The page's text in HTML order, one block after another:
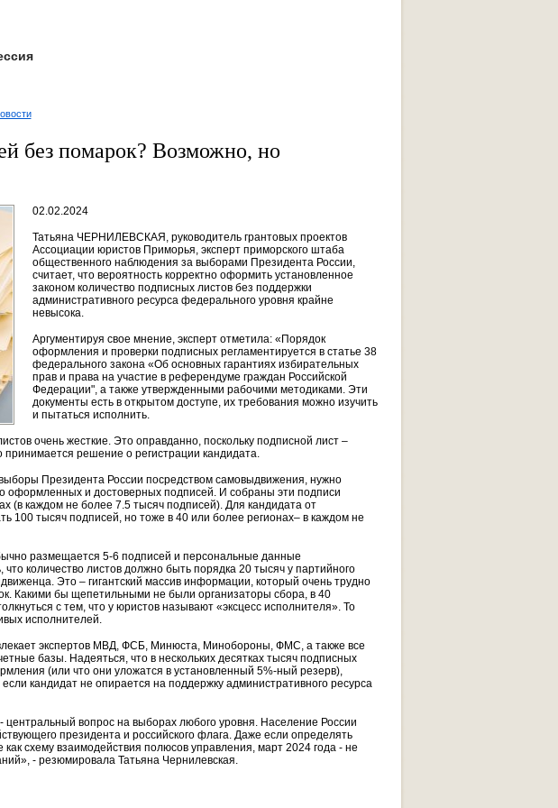
без помарок? Возможно, но
02.02.2024
Татьяна ЧЕРНИЛЕВСКАЯ, руководитель грантовых проектов
Ассоциации юристов Приморья, эксперт приморского штаба
общественного наблюдения за выборами Президента России,
считает, что вероятность корректно оформить установленное
законом количество подписных листов без поддержки
административного ресурса федерального уровня крайне
невысока.
Аргументируя свое мнение, эксперт отметила: «Порядок
оформления и проверки подписных регламентируется в статье 38
федерального закона «Об основных гарантиях избирательных
прав и права на участие в референдуме граждан Российской
Федерации", а также утвержденными рабочими методиками. Эти
документы есть в открытом доступе, их требования можно изучить
и пытаться исполнить.
очень жесткие. Это оправданно, поскольку подписной лист –
принимается решение о регистрации кандидата.
Президента России посредством самовыдвижения, нужно
оформленных и достоверных подписей. И собраны эти подписи
(в каждом не более 7.5 тысяч подписей). Для кандидата от
100 тысяч подписей, но тоже в 40 или более регионах– в каждом не
размещается 5-6 подписей и персональные данные
количество листов должно быть порядка 20 тысяч у партийного
Это – гигантский массив информации, который очень трудно
Какими бы щепетильными не были организаторы сбора, в 40
с тем, что у юристов называют «эксцесс исполнителя». То
исполнителей.
экспертов МВД, ФСБ, Минюста, Минобороны, ФМС, а также все
базы. Надеяться, что в нескольких десятках тысяч подписных
(или что они уложатся в установленный 5%-ный резерв),
кандидат не опирается на поддержку административного ресурса
центральный вопрос на выборах любого уровня. Население России
президента и российского флага. Даже если определять
как схему взаимодействия полюсов управления, март 2024 года - не
- резюмировала Татьяна Чернилевская.